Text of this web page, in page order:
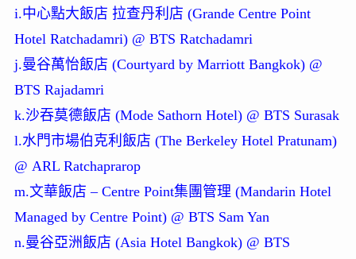
i.中心點大飯店 拉查丹利店 (Grande Centre Point
Hotel Ratchadamri) @ BTS Ratchadamri
j.曼谷萬怡飯店 (Courtyard by Marriott Bangkok) @
BTS Rajadamri
k.沙吞莫德飯店 (Mode Sathorn Hotel) @ BTS Surasak
l.水門市場伯克利飯店 (The Berkeley Hotel Pratunam)
@ ARL Ratchaprarop
m.文華飯店 – Centre Point集團管理 (Mandarin Hotel
Managed by Centre Point) @ BTS Sam Yan
n.曼谷亞洲飯店 (Asia Hotel Bangkok) @ BTS